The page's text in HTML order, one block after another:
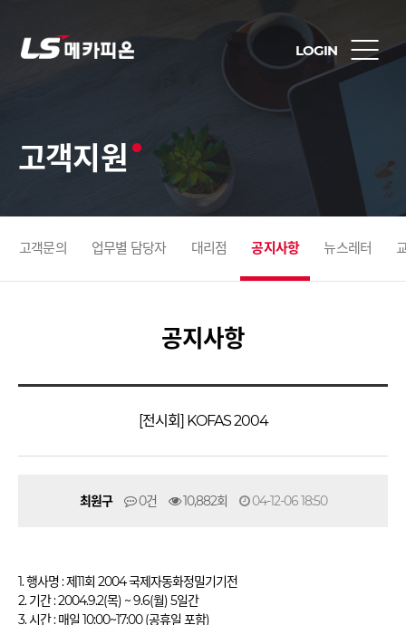
LOGIN
고객지원
고객문의 업무별 담당자 대리점 공지사항 뉴스레터
공지사항
[전시회] KOFAS 2004
최원구 0건 10,882회 04-12-06 18:50
1. 행사명 : 제11회 2004 국제자동화정밀기기전
2. 기간 : 2004.9.2(목) ~ 9.6(월) 5일간
3. 시간 : 매일 10:00~17:00 (공휴일 포함)